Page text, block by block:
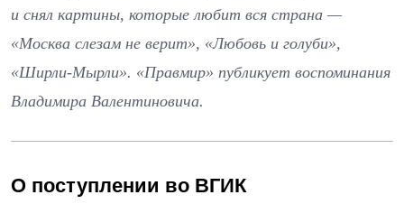
и снял картины, которые любит вся страна —
«Москва слезам не верит», «Любовь и голуби»,
«Ширли-Мырли». «Правмир» публикует воспоминания
Владимира Валентиновича.
О поступлении во ВГИК